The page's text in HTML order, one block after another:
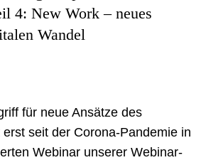
4: New Work – neues
Wandel
für neue Ansätze des
seit der Corona-Pandemie in
Webinar unserer Webinar-